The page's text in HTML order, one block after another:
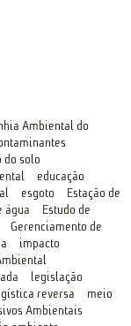
Ambiental do
do solo
educação
esgoto
Estação de
água
Estudo de
Gerenciamento de
impacto
legislação
reversa
meio
Ambientais